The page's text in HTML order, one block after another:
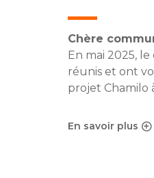
En savoir plus
sur
Chère
En mai 2025,
réunis et ont
projet Chamilo